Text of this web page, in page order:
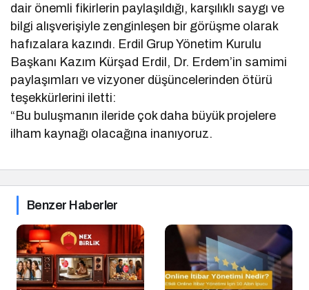
dair önemli fikirlerin paylaşıldığı, karşılıklı saygı ve
bilgi alışverişiyle zenginleşen bir görüşme olarak
hafızalara kazındı. Erdil Grup Yönetim Kurulu
Başkanı Kazım Kürşad Erdil, Dr. Erdem’in samimi
paylaşımları ve vizyoner düşüncelerinden ötürü
teşekkürlerini iletti:
“Bu buluşmanın ileride çok daha büyük projelere
ilham kaynağı olacağına inanıyoruz.
Benzer Haberler